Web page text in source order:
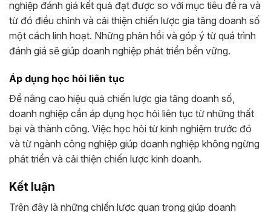
nghiệp đánh giá kết quả đạt được so với mục tiêu đề ra và
từ đó điều chỉnh và cải thiện chiến lược gia tăng doanh số
một cách linh hoạt. Những phản hồi và góp ý từ quá trình
đánh giá sẽ giúp doanh nghiệp phát triển bền vững.
Áp dụng học hỏi liên tục
Để nâng cao hiệu quả chiến lược gia tăng doanh số,
doanh nghiệp cần áp dụng học hỏi liên tục từ những thất
bại và thành công. Việc học hỏi từ kinh nghiệm trước đó
và từ ngành công nghiệp giúp doanh nghiệp không ngừng
phát triển và cải thiện chiến lược kinh doanh.
Kết luận
Trên đây là những chiến lược quan trọng giúp doanh